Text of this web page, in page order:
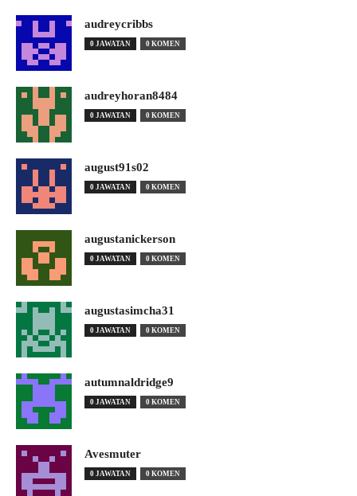
audreycribbs
0 JAWATAN 0 KOMEN
audreyhoran8484
0 JAWATAN 0 KOMEN
august91s02
0 JAWATAN 0 KOMEN
augustanickerson
0 JAWATAN 0 KOMEN
augustasimcha31
0 JAWATAN 0 KOMEN
autumnaldridge9
0 JAWATAN 0 KOMEN
Avesmuter
0 JAWATAN 0 KOMEN